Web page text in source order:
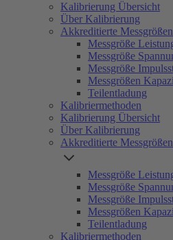
Kalibrierung Übersicht
Über Kalibrierung
Akkreditierte Messgrößen
Messgröße
Messgröße
Messgröße
Messgrößen
Teilentladung
Kalibriermethoden
Kalibrierung Übersicht
Über Kalibrierung
Akkreditierte Messgrößen
Messgröße
Messgröße
Messgröße
Messgrößen
Teilentladung
Kalibriermethoden